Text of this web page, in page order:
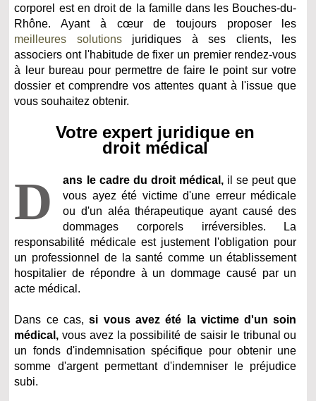
corporel est en droit de la famille dans les Bouches-du-
Rhône. Ayant à cœur de toujours proposer les
meilleures solutionsjuridiques à ses clients, les
associers ont l'habitude de fixer un premier rendez-vous
à leur bureau pour permettre de faire le point sur votre
dossier et comprendre vos attentes quant à l'issue que
vous souhaitez obtenir.
Votre expert juridique en
droit médical
D ans le cadre du droit médical, il se peut que
vous ayez été victime d'une erreur médicale
ou d'un aléa thérapeutique ayant causé des
dommages corporels irréversibles. La
responsabilité médicale est justement l'obligation pour
un professionnel de la santé comme un établissement
hospitalier de répondre à un dommage causé par un
acte médical.
Dans ce cas,si vous avez été la victime d'un soin
médical,vous avez la possibilité de saisir le tribunal ou
un fonds d'indemnisation spécifique pour obtenir une
somme d'argent permettant d'indemniser le préjudice
subi.